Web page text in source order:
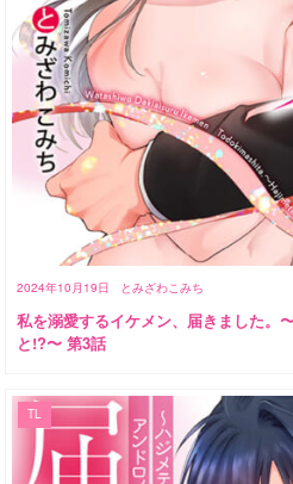
2024年10月19日 とみざわこみち
私を溺愛するイケメン、届きました。
と!?〜 第3話
TL